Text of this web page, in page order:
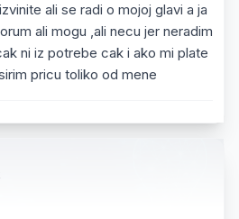
ali se radi o mojoj glavi a ja
ali mogu ,ali necu jer neradim
ni iz potrebe cak i ako mi plate
pricu toliko od mene